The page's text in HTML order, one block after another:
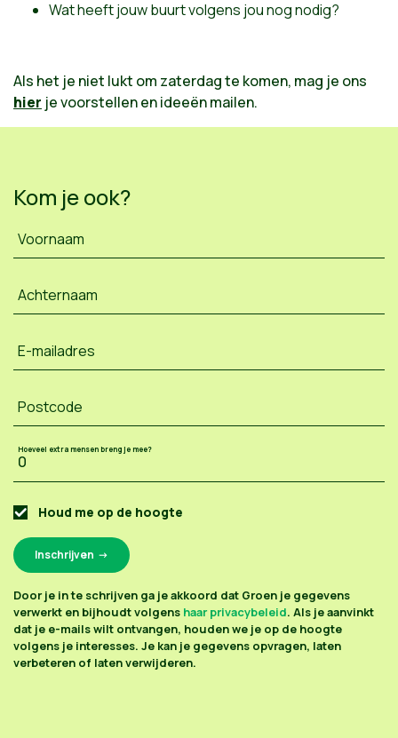
Wat heeft jouw buurt volgens jou nog nodig?
Als het je niet lukt om zaterdag te komen, mag je ons
hier je voorstellen en ideeën mailen.
Kom je ook?
Voornaam
Achternaam
E-mailadres
Postcode
Hoeveel extra mensen breng je mee?
Houd me op de hoogte
Door je in te schrijven ga je akkoord dat Groen je gegevens
verwerkt en bijhoudt volgens haar privacybeleid. Als je aanvinkt
dat je e-mails wilt ontvangen, houden we je op de hoogte
volgens je interesses. Je kan je gegevens opvragen, laten
verbeteren of laten verwijderen.